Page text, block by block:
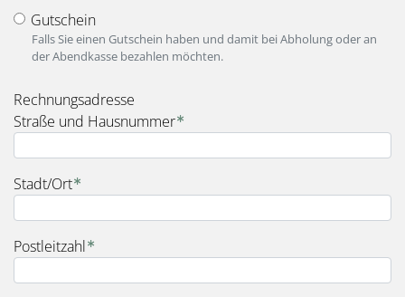
Gutschein
Falls Sie einen Gutschein haben und damit bei Abholung oder an
der Abendkasse bezahlen möchten.
fieldset_for_payment_options
Rechnungsadresse
Straße und Hausnummer
Stadt/Ort
Postleitzahl